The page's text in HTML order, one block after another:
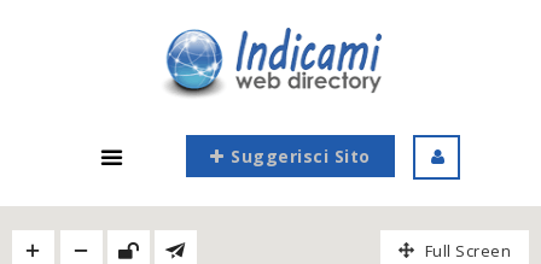
Suggerisci Sito
Full Screen